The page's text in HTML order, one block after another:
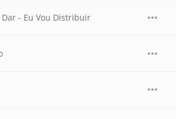
Dar - Eu Vou Distribuir